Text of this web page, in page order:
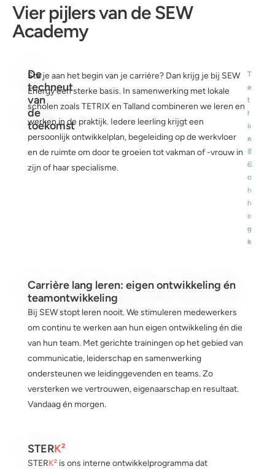
Vier pijlers van de SEW
Academy
De
techneut
van
de
toekomst
Sta je aan het begin van je carrière? Dan krijg je bij SEW
Energy een sterke basis. In samenwerking met lokale
scholen zoals TETRIX en Talland combineren we leren en
werken in de praktijk. Iedere leerling krijgt een
persoonlijk ontwikkelplan, begeleiding op de werkvloer
en de ruimte om door te groeien tot vakman of -vrouw in
zijn of haar specialisme.
T
e
t
r
i
x
T
e
c
h
n
i
e
k
T
a
l
l
a
n
d
C
o
l
l
e
g
e
Carrière lang leren: eigen ontwikkeling én
teamontwikkeling
Bij SEW stopt leren nooit. We stimuleren medewerkers
om continu te werken aan hun eigen ontwikkeling én die
van hun team. Met gerichte trainingen op het gebied van
communicatie, leiderschap en samenwerking
ondersteunen we leidinggevenden en teams. Zo
versterken we vertrouwen, eigenaarschap en resultaat.
Vandaag én morgen.
STERK²
STERK² is ons interne ontwikkelprogramma dat